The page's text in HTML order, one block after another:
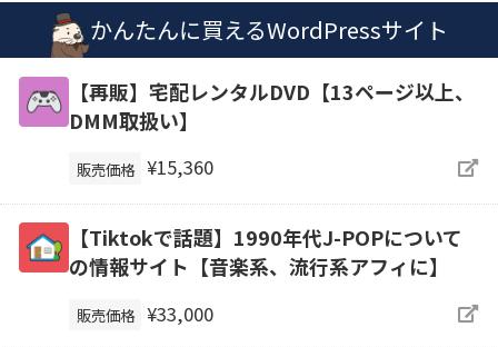
かんたんに買えるWordPressサイト
【再販】宅配レンタルDVD【13ページ以上、
DMM取扱い】
販売価格 ¥15,360
【Tiktokで話題】1990年代J-POPについて
の情報サイト【音楽系、流行系アフィに】
販売価格 ¥33,000